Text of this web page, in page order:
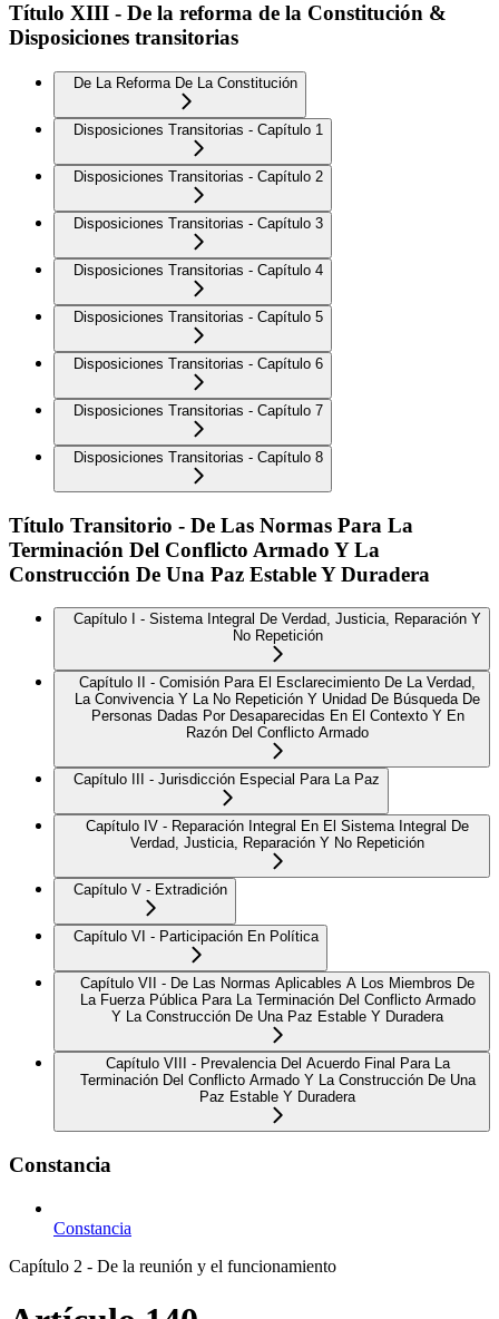
Título XIII - De la reforma de la Constitución &
Disposiciones transitorias
De La Reforma De La Constitución
Disposiciones Transitorias - Capítulo 1
Disposiciones Transitorias - Capítulo 2
Disposiciones Transitorias - Capítulo 3
Disposiciones Transitorias - Capítulo 4
Disposiciones Transitorias - Capítulo 5
Disposiciones Transitorias - Capítulo 6
Disposiciones Transitorias - Capítulo 7
Disposiciones Transitorias - Capítulo 8
Título Transitorio - De Las Normas Para La
Terminación Del Conflicto Armado Y La
Construcción De Una Paz Estable Y Duradera
Capítulo I - Sistema Integral De Verdad, Justicia, Reparación Y
No Repetición
Capítulo II - Comisión Para El Esclarecimiento De La Verdad,
La Convivencia Y La No Repetición Y Unidad De Búsqueda De
Personas Dadas Por Desaparecidas En El Contexto Y En
Razón Del Conflicto Armado
Capítulo III - Jurisdicción Especial Para La Paz
Capítulo IV - Reparación Integral En El Sistema Integral De
Verdad, Justicia, Reparación Y No Repetición
Capítulo V - Extradición
Capítulo VI - Participación En Política
Capítulo VII - De Las Normas Aplicables A Los Miembros De
La Fuerza Pública Para La Terminación Del Conflicto Armado
Y La Construcción De Una Paz Estable Y Duradera
Capítulo VIII - Prevalencia Del Acuerdo Final Para La
Terminación Del Conflicto Armado Y La Construcción De Una
Paz Estable Y Duradera
Constancia
Constancia
Capítulo 2 - De la reunión y el funcionamiento